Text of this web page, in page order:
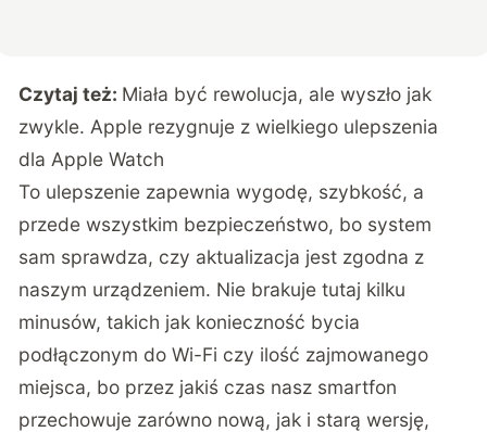
Czytaj też: Miała być rewolucja, ale wyszło jak
zwykle. Apple rezygnuje z wielkiego ulepszenia
dla Apple Watch
To ulepszenie zapewnia wygodę, szybkość, a
przede wszystkim bezpieczeństwo, bo system
sam sprawdza, czy aktualizacja jest zgodna z
naszym urządzeniem. Nie brakuje tutaj kilku
minusów, takich jak konieczność bycia
podłączonym do Wi-Fi czy ilość zajmowanego
miejsca, bo przez jakiś czas nasz smartfon
przechowuje zarówno nową, jak i starą wersję,